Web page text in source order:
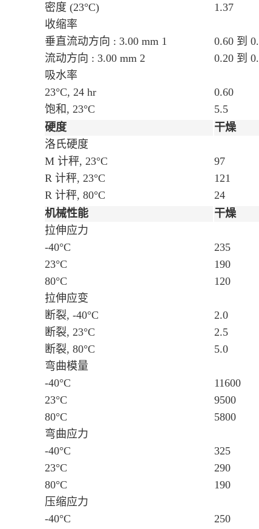
密度 (23°C) 1.37
收缩率
垂直流动方向 : 3.00 mm 1 0.60 到
流动方向 : 3.00 mm 2 0.20 到
吸水率
23°C, 24 hr
0.60
饱和, 23°C
5.5
硬度
干燥
洛氏硬度
M 计秤, 23°C
97
R 计秤, 23°C
121
R 计秤, 80°C
24
机械性能
干燥
拉伸应力
-40°C
235
23°C
190
80°C
120
拉伸应变
断裂, -40°C
2.0
断裂, 23°C
2.5
断裂, 80°C
5.0
弯曲模量
-40°C
11600
23°C
9500
80°C
5800
弯曲应力
-40°C
325
23°C
290
80°C
190
压缩应力
-40°C
250